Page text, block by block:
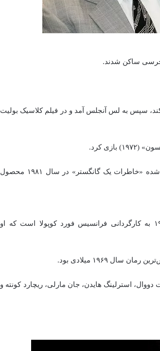
ساکن شدند.
را دنبال کند، سپس به لس آنجلس آ‌مد و در فیلم کلاسیک بولیت
او بعدها در نقش آلبرت آناستازیا رئیس تبهکاران در مینی سریال تحسین شده‌ «خاطرات یک گانگستر» در سال ۱۹۸۱ محصول
پدرخوانده (انگلیسی: The Godfather) فیلم جنایی آمریکایی محصول ۱۹۷۲ به کارگردانی فرانسیس فورد کوپولا است که او
۱۹۶۹ میلادی بود.
دووال، استرلینگ هایدن، جان مارلی، ریچارد کونته و